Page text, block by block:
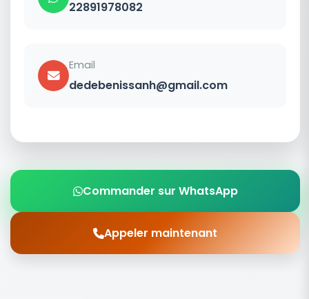
22891978082
Email
dedebenissanh@gmail.com
Commander sur WhatsApp
Appeler maintenant